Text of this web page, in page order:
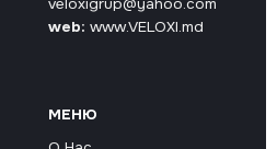
web: www.VELOXI.md
МЕНЮ